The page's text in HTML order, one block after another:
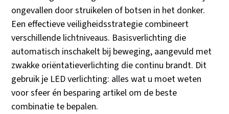
ongevallen door struikelen of botsen in het donker.
Een effectieve veiligheidsstrategie combineert
verschillende lichtniveaus. Basisverlichting die
automatisch inschakelt bij beweging, aangevuld met
zwakke oriëntatieverlichting die continu brandt. Dit
gebruik je LED verlichting: alles wat u moet weten
voor sfeer én besparing artikel om de beste
combinatie te bepalen.